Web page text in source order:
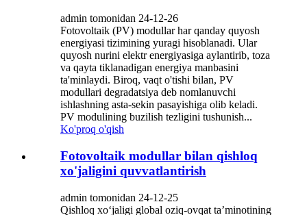
admin tomonidan 24-12-26
Fotovoltaik (PV) modullar har qanday quyosh
energiyasi tizimining yuragi hisoblanadi. Ular
quyosh nurini elektr energiyasiga aylantirib, toza
va qayta tiklanadigan energiya manbasini
ta'minlaydi. Biroq, vaqt o'tishi bilan, PV
modullari degradatsiya deb nomlanuvchi
ishlashning asta-sekin pasayishiga olib keladi.
PV modulining buzilish tezligini tushunish...
Ko'proq o'qish
Fotovoltaik modullar bilan qishloq
xo'jaligini quvvatlantirish
admin tomonidan 24-12-25
Qishloq xoʻjaligi global oziq-ovqat taʼminotining